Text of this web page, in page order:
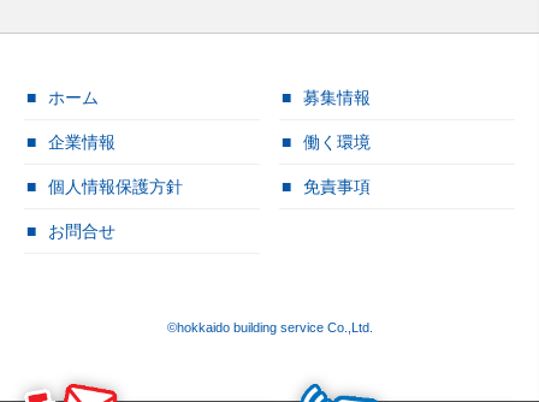
ホーム 募集情報
企業情報 働く環境
個人情報保護方針 免責事項
お問合せ
©hokkaido building service Co.,Ltd.